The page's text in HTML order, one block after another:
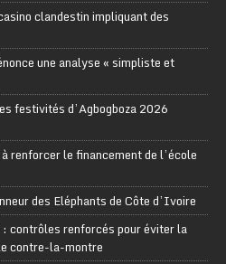
clandestin impliquant des
une analyse « simpliste et
festivités d’Agbogboza 2026
renforcer le financement de l’école
des Eléphants de Côte d’Ivoire
contrôles renforcés pour éviter la
contre-la-montre